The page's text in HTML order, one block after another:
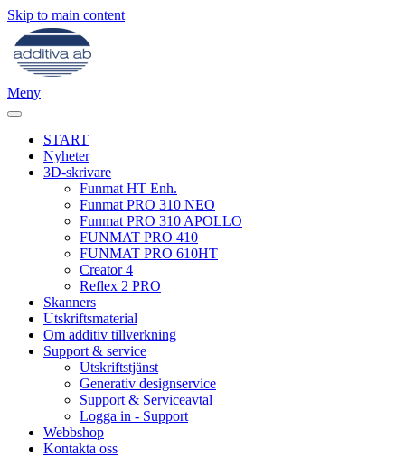
Skip to main content
Meny
START
Nyheter
3D-skrivare
Funmat HT Enh.
Funmat PRO 310 NEO
Funmat PRO 310 APOLLO
FUNMAT PRO 410
FUNMAT PRO 610HT
Creator 4
Reflex 2 PRO
Skanners
Utskriftsmaterial
Om additiv tillverkning
Support & service
Utskriftstjänst
Generativ designservice
Support & Serviceavtal
Logga in - Support
Webbshop
Kontakta oss